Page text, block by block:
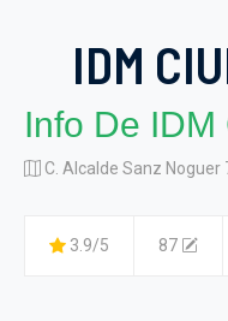
IDM
Info De
C. Alcalde Sanz Noguer
3.9/5 87